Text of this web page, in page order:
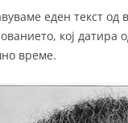
еден текст
кој датира
време.